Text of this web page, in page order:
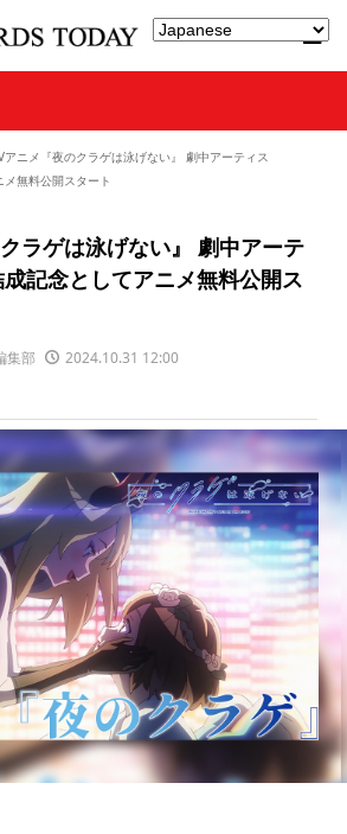
アニメ『夜のクラゲは泳げない』 劇中アーティス
メ無料公開スタート
ラゲは泳げない』 劇中アーテ
成記念としてアニメ無料公開ス
集部 2024.10.31 12:00